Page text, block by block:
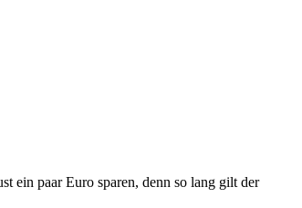
ein paar Euro sparen, denn so lang gilt der